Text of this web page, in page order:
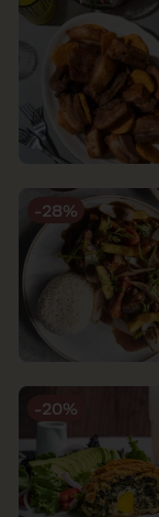
-28%
-20%